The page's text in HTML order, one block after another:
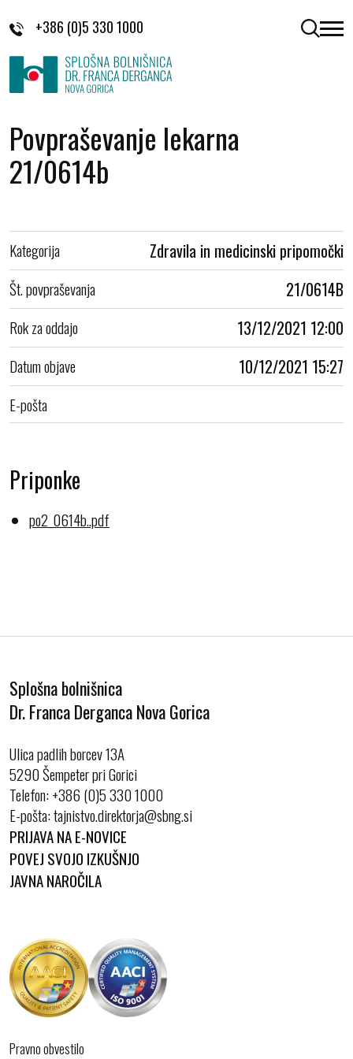
+386 (0)5 330 1000 odpri
Povpraševanje lekarna
21/0614b
Kategorija Zdravila in medicinski pripomočki
Št. povpraševanja 21/0614B
Rok za oddajo 13/12/2021 12:00
Datum objave 10/12/2021 15:27
E-pošta
Priponke
po2_0614b..pdf
Splošna bolnišnica
Dr. Franca Derganca Nova Gorica
Ulica padlih borcev 13A
5290 Šempeter pri Gorici
Telefon:+386 (0)5 330 1000
E-pošta:
PRIJAVA NA E-NOVICE
POVEJ SVOJO IZKUŠNJO
JAVNA NAROČILA
Pravno obvestilo